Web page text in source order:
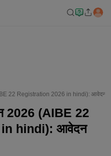
22 Registration 2026 in hindi): आवेदन
2026 (AIBE 22
hindi): आवेदन